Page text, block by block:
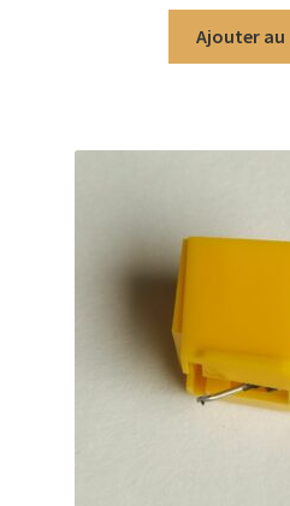
Ajouter au